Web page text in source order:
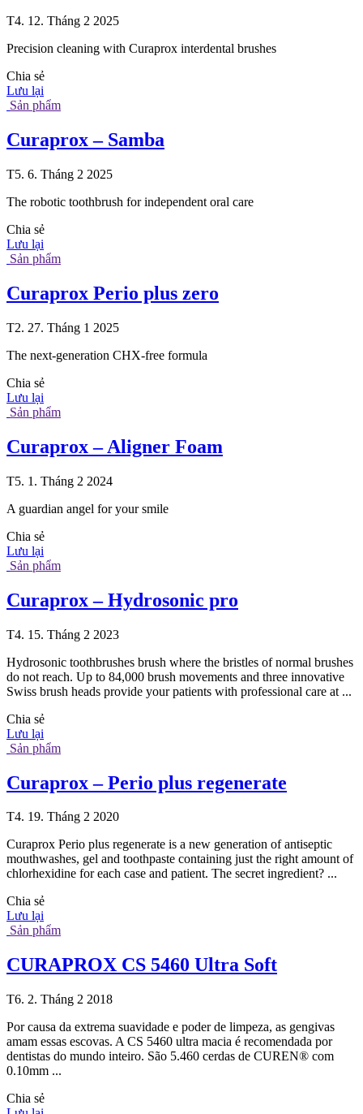
T4. 12. Tháng 2 2025
Precision cleaning with Curaprox interdental brushes
Chia sẻ
Lưu lại
Sản phẩm
Curaprox – Samba
T5. 6. Tháng 2 2025
The robotic toothbrush for independent oral care
Chia sẻ
Lưu lại
Sản phẩm
Curaprox Perio plus zero
T2. 27. Tháng 1 2025
The next-generation CHX-free formula
Chia sẻ
Lưu lại
Sản phẩm
Curaprox – Aligner Foam
T5. 1. Tháng 2 2024
A guardian angel for your smile
Chia sẻ
Lưu lại
Sản phẩm
Curaprox – Hydrosonic pro
T4. 15. Tháng 2 2023
Hydrosonic toothbrushes brush where the bristles of normal brushes
do not reach. Up to 84,000 brush movements and three innovative
Swiss brush heads provide your patients with professional care at ...
Chia sẻ
Lưu lại
Sản phẩm
Curaprox – Perio plus regenerate
T4. 19. Tháng 2 2020
Curaprox Perio plus regenerate is a new generation of antiseptic
mouthwashes, gel and toothpaste containing just the right amount of
chlorhexidine for each case and patient. The secret ingredient? ...
Chia sẻ
Lưu lại
Sản phẩm
CURAPROX CS 5460 Ultra Soft
T6. 2. Tháng 2 2018
Por causa da extrema suavidade e poder de limpeza, as gengivas
amam essas escovas. A CS 5460 ultra macia é recomendada por
dentistas do mundo inteiro. São 5.460 cerdas de CUREN® com
0.10mm ...
Chia sẻ